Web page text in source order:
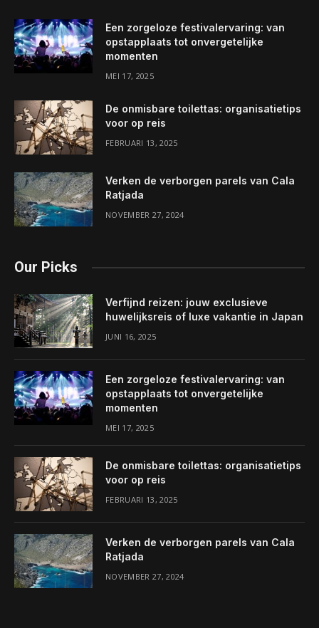
Een zorgeloze festivalervaring: van
opstapplaats tot onvergetelijke
momenten
MEI 17, 2025
De onmisbare toilettas: organisatietips
voor op reis
FEBRUARI 13, 2025
Verken de verborgen parels van Cala
Ratjada
NOVEMBER 27, 2024
Our Picks
Verfijnd reizen: jouw exclusieve
huwelijksreis of luxe vakantie in Japan
JUNI 16, 2025
Een zorgeloze festivalervaring: van
opstapplaats tot onvergetelijke
momenten
MEI 17, 2025
De onmisbare toilettas: organisatietips
voor op reis
FEBRUARI 13, 2025
Verken de verborgen parels van Cala
Ratjada
NOVEMBER 27, 2024